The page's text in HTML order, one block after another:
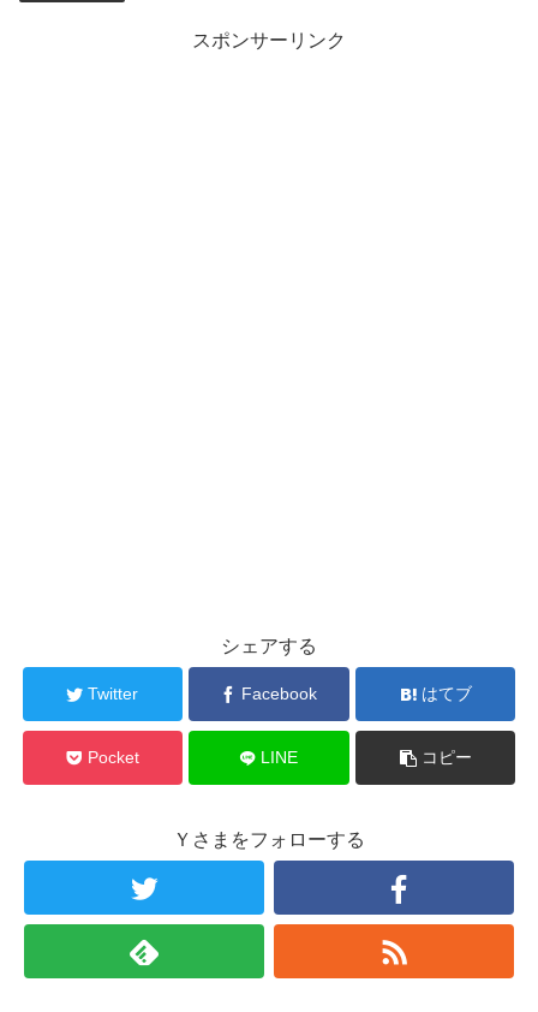
スポンサーリンク
シェアする
Twitter Facebook はてブ
Pocket LINE コピー
Ｙさまをフォローする